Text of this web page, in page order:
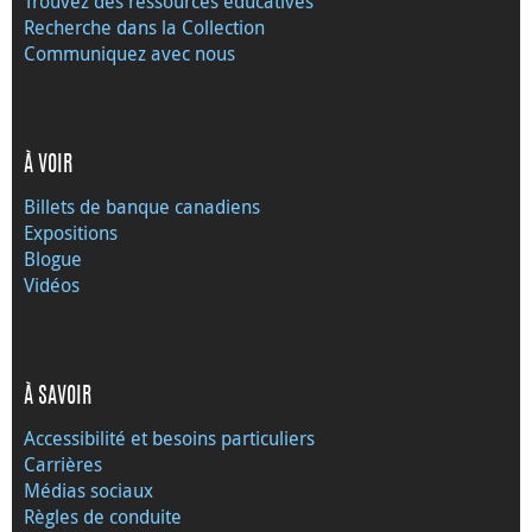
Recherche dans la Collection
Communiquez avec nous
À VOIR
Billets de banque canadiens
Expositions
Blogue
Vidéos
À SAVOIR
Accessibilité et besoins particuliers
Carrières
Médias sociaux
Règles de conduite